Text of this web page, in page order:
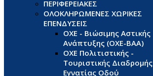
ΠΕΡΙΦΕΡΕΙΑΚΕΣ
ΟΛΟΚΛΗΡΩΜΕΝΕΣ ΧΩΡΙΚΕΣ
ΕΠΕΝΔΥΣΕΙΣ
ΟΧΕ - Βιώσιμης Αστικής
Ανάπτυξης (ΟΧΕ-ΒΑΑ)
ΟΧΕ Πολιτιστικής -
Τουριστικής Διαδρομής
Εγνατίας Οδού